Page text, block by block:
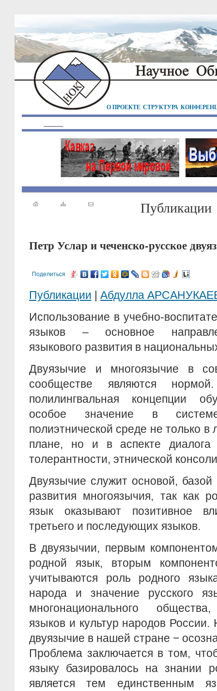
О ПРОЕКТЕ СТРУКТУРА
Публикации
Петр Услар и чеченско-русское
Поделиться
Публикации | Абдулла
Использование в учебно-
языков – основное
языкового развития в
Двуязычие и многоязычие в
сообществе являются
полилингвальная концепции
особое значение в
полиэтнической среде не только в
плане, но и в аспекте диалога
толерантности, этнической
Двуязычие служит основой,
развития многоязычия, так как
язык оказывают позитивное
третьего и последующих языков.
В двуязычии, первым
родной язык, вторым
учитываются роль родного
народа и значение русского
многонационального
языков и культур народов России.
двуязычие в нашей стране −
Проблема заключается в том,
языку базировалось на знании
является тем единственным